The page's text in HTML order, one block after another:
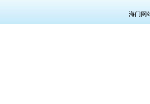
海门网